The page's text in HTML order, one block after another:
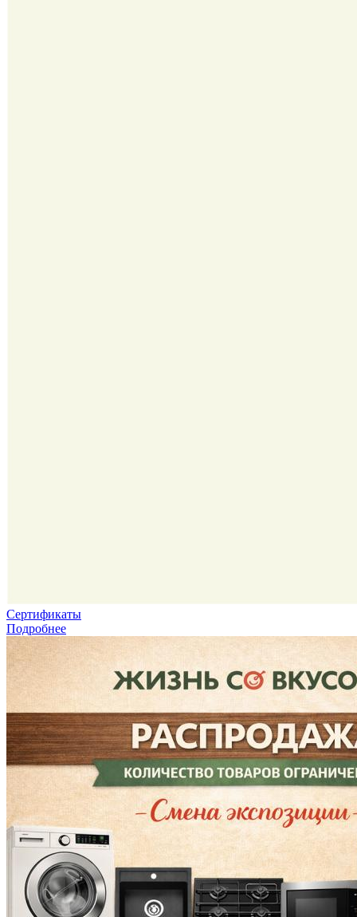
Сертификаты
Подробнее